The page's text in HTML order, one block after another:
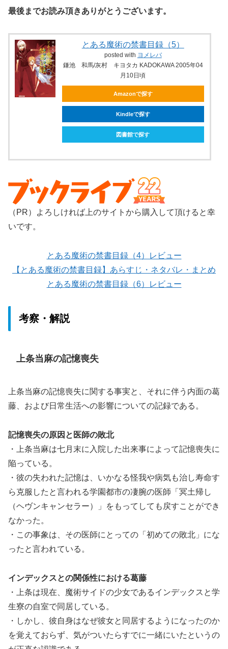
最後までお読み頂きありがとうございます。
とある魔術の禁書目録（5）
posted with ヨメレバ
鎌池 和馬/灰村 キヨタカ KADOKAWA 2005年04
月10日頃
Amazonで探す
Kindleで探す
図書館で探す
（PR）よろしければ上のサイトから購入して頂けると幸
いです。
とある魔術の禁書目録（4）レビュー
【とある魔術の禁書目録】あらすじ・ネタバレ・まとめ
とある魔術の禁書目録（6）レビュー
考察・解説
上条当麻の記憶喪失
上条当麻の記憶喪失に関する事実と、それに伴う内面の葛
藤、および日常生活への影響についての記録である。
記憶喪失の原因と医師の敗北
・上条当麻は七月末に入院した出来事によって記憶喪失に
陥っている。
・彼の失われた記憶は、いかなる怪我や病気も治し寿命す
ら克服したと言われる学園都市の凄腕の医師「冥土帰し
（ヘヴンキャンセラー）」をもってしても戻すことができ
なかった。
・この事象は、その医師にとっての「初めての敗北」にな
ったと言われている。
インデックスとの関係性における葛藤
・上条は現在、魔術サイドの少女であるインデックスと学
生寮の自室で同居している。
・しかし、彼自身はなぜ彼女と同居するようになったのか
を覚えておらず、気がついたらすでに一緒にいたというの